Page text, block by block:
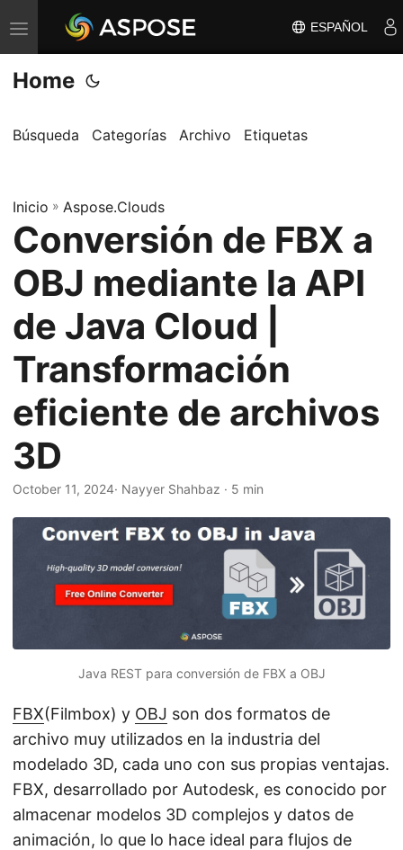
A
l
t
r
r
n
a
v
g
a
c
i
n
ESPAÑOL
Home
Búsqueda Categorías Archivo Etiquetas
Inicio » Aspose.Clouds
Conversión de FBX a
OBJ mediante la API
de Java Cloud |
Transformación
eficiente de archivos
3D
October 11, 2024· Nayyer Shahbaz · 5 min
Java REST para conversión de FBX a OBJ
FBX(Filmbox) y OBJ son dos formatos de
archivo muy utilizados en la industria del
modelado 3D, cada uno con sus propias ventajas.
FBX, desarrollado por Autodesk, es conocido por
almacenar modelos 3D complejos y datos de
animación, lo que lo hace ideal para flujos de